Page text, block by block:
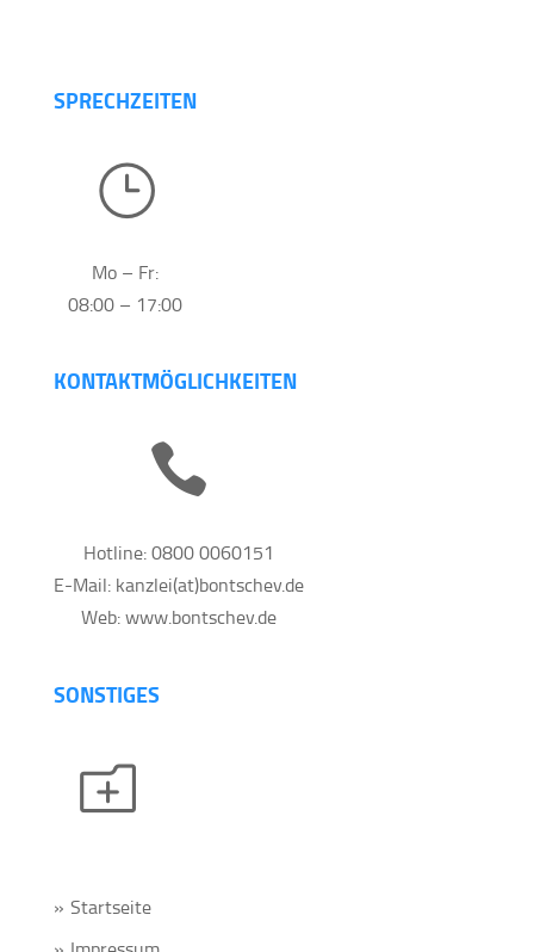
SPRECHZEITEN
}
Mo – Fr:
08:00 – 17:00
KONTAKTMÖGLICHKEITEN

Hotline: 0800 0060151
E-Mail: kanzlei(at)bontschev.de
Web: www.bontschev.de
SONSTIGES
o
Startseite